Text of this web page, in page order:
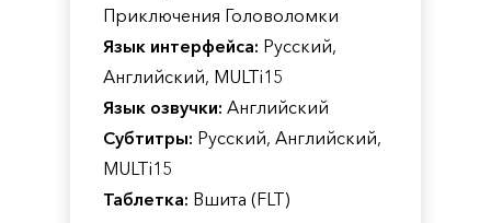
Приключения Головоломки
Язык интерфейса: Русский,
Английский, MULTi15
Язык озвучки: Английский
Субтитры: Русский, Английский,
MULTi15
Таблетка: Вшита (FLT)